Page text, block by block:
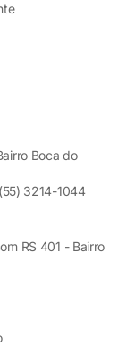
Boca do
3214-1044
RS 401 - Bairro